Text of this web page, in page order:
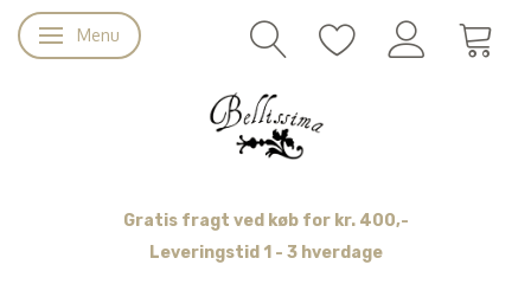
Skifte navigation
Menu
Gratis fragt ved køb for kr. 400,-
Leveringstid 1 - 3 hverdage